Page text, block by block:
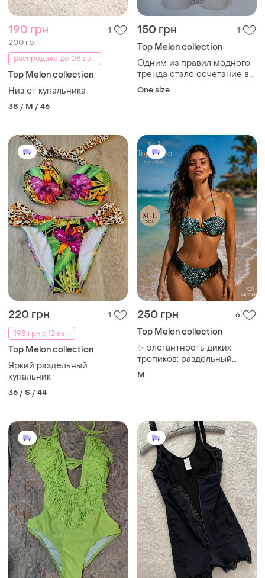
190 грн 1
200 грн
распродажа до 08 авг.
Top Melon collection
Низ от купальника
38 / M / 46
150 грн 1
Top Melon collection
Одним из правил модного
тренда стало сочетание в
раздельном купальнике
One size
220 грн
1
198 грн с 12 авг.
Top Melon collection
Яркий раздельный
купальник
36 / S / 44
250 грн 6
Top Melon collection
✨ элегантность диких
тропиков: раздельный
купальник-бандо от бренда
M